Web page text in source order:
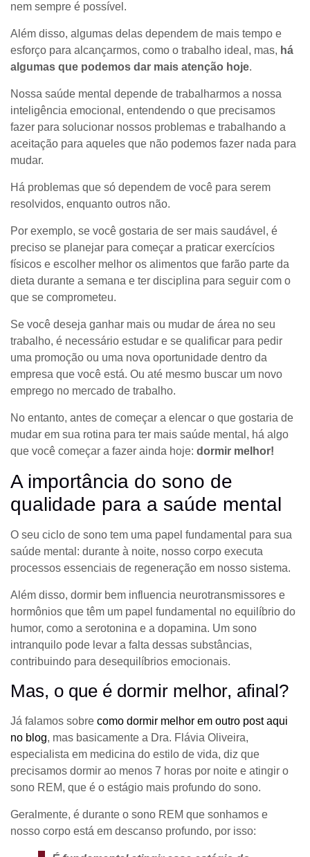
nem sempre é possível.
Além disso, algumas delas dependem de mais tempo e
esforço para alcançarmos, como o trabalho ideal, mas, há
algumas que podemos dar mais atenção hoje.
Nossa saúde mental depende de trabalharmos a nossa
inteligência emocional, entendendo o que precisamos
fazer para solucionar nossos problemas e trabalhando a
aceitação para aqueles que não podemos fazer nada para
mudar.
Há problemas que só dependem de você para serem
resolvidos, enquanto outros não.
Por exemplo, se você gostaria de ser mais saudável, é
preciso se planejar para começar a praticar exercícios
físicos e escolher melhor os alimentos que farão parte da
dieta durante a semana e ter disciplina para seguir com o
que se comprometeu.
Se você deseja ganhar mais ou mudar de área no seu
trabalho, é necessário estudar e se qualificar para pedir
uma promoção ou uma nova oportunidade dentro da
empresa que você está. Ou até mesmo buscar um novo
emprego no mercado de trabalho.
No entanto, antes de começar a elencar o que gostaria de
mudar em sua rotina para ter mais saúde mental, há algo
que você começar a fazer ainda hoje: dormir melhor!
A importância do sono de
qualidade para a saúde mental
O seu ciclo de sono tem uma papel fundamental para sua
saúde mental: durante à noite, nosso corpo executa
processos essenciais de regeneração em nosso sistema.
Além disso, dormir bem influencia neurotransmissores e
hormônios que têm um papel fundamental no equilíbrio do
humor, como a serotonina e a dopamina. Um sono
intranquilo pode levar a falta dessas substâncias,
contribuindo para desequilíbrios emocionais.
Mas, o que é dormir melhor, afinal?
Já falamos sobre como dormir melhor em outro post aqui
no blog, mas basicamente a Dra. Flávia Oliveira,
especialista em medicina do estilo de vida, diz que
precisamos dormir ao menos 7 horas por noite e atingir o
sono REM, que é o estágio mais profundo do sono.
Geralmente, é durante o sono REM que sonhamos e
nosso corpo está em descanso profundo, por isso: